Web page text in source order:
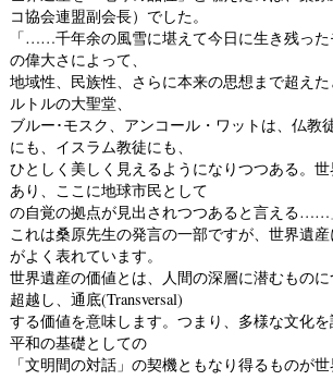
コ協会連盟副会長）でした。
「……千年余の風雪に堪えて今日に生き残っ
の偉大さによって、
地域性、民族性、さらに本来の思想まで超え
ルトルの大聖堂、
ブルー･モスク、アンコール・ワットは、仏教
にも、イスラム教徒にも、
ひとしく美しく見えるようになりつつある。
あり、ここに地球市民として
の自覚の拠点が見出されつつあると言える……
これは桑原先生の発言の一部ですが、世界遺
がよく表れています。
世界遺産の価値とは、人間の深層に潜むもの
超越し、通底(Transversal)
する価値を意味します。つまり、多様な文化
平和の基礎としての
「文明間の対話」の契機ともなり得るものが